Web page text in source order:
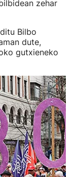
zehar
Bilbo
dute,
gutxieneko